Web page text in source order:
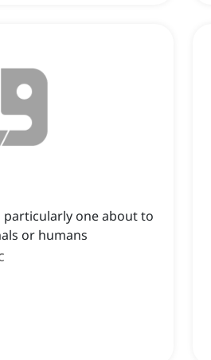
particularly one about to
or humans